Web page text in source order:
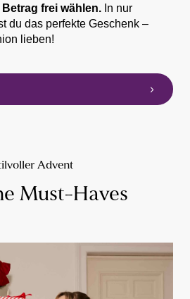
Betrag frei wählen. In nur
du das perfekte Geschenk –
lieben!
Advent
Must-Haves